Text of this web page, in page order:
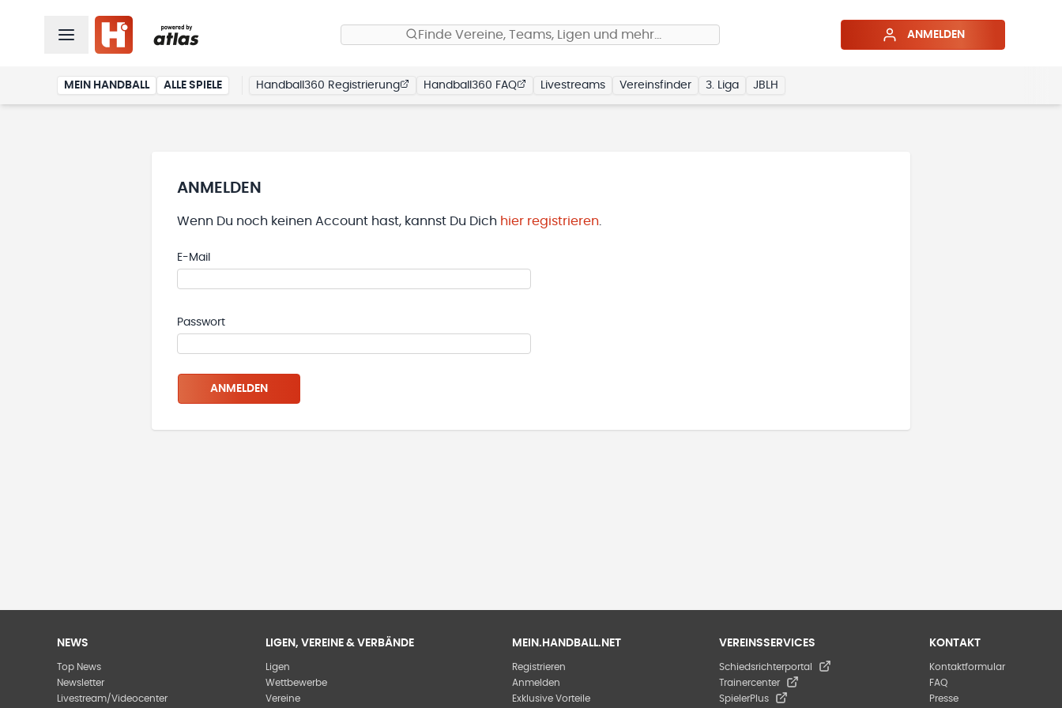
Finde Vereine, Teams, Ligen und mehr… ANMELDEN
MEIN HANDBALL ALLE SPIELE Handball360 Registrierung Handball360 FAQ Livestreams Vereinsfinder 3. Liga JBLH
ANMELDEN
Wenn Du noch keinen Account hast, kannst Du Dich hier registrieren
E-Mail
Passwort
ANMELDEN
NEWS
Top News
Newsletter
Livestream/Videocenter
LIGEN, VEREINE & VERBÄNDE
Ligen
Wettbewerbe
Vereine
MEIN.HANDBALL.NET
Registrieren
Anmelden
Exklusive Vorteile
VEREINSSERVICES
Schiedsrichterportal
Trainercenter
SpielerPlus
KONTAKT
Kontaktformular
FAQ
Presse